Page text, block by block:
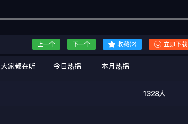
上一个 下一个  收藏(2)  立即下载
大家都在听 今日热播 本月热播
1328人